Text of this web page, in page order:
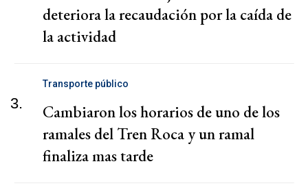
deteriora la recaudación por la caída de
la actividad
3.
Transporte público
Cambiaron los horarios de uno de los
ramales del Tren Roca y un ramal
finaliza mas tarde